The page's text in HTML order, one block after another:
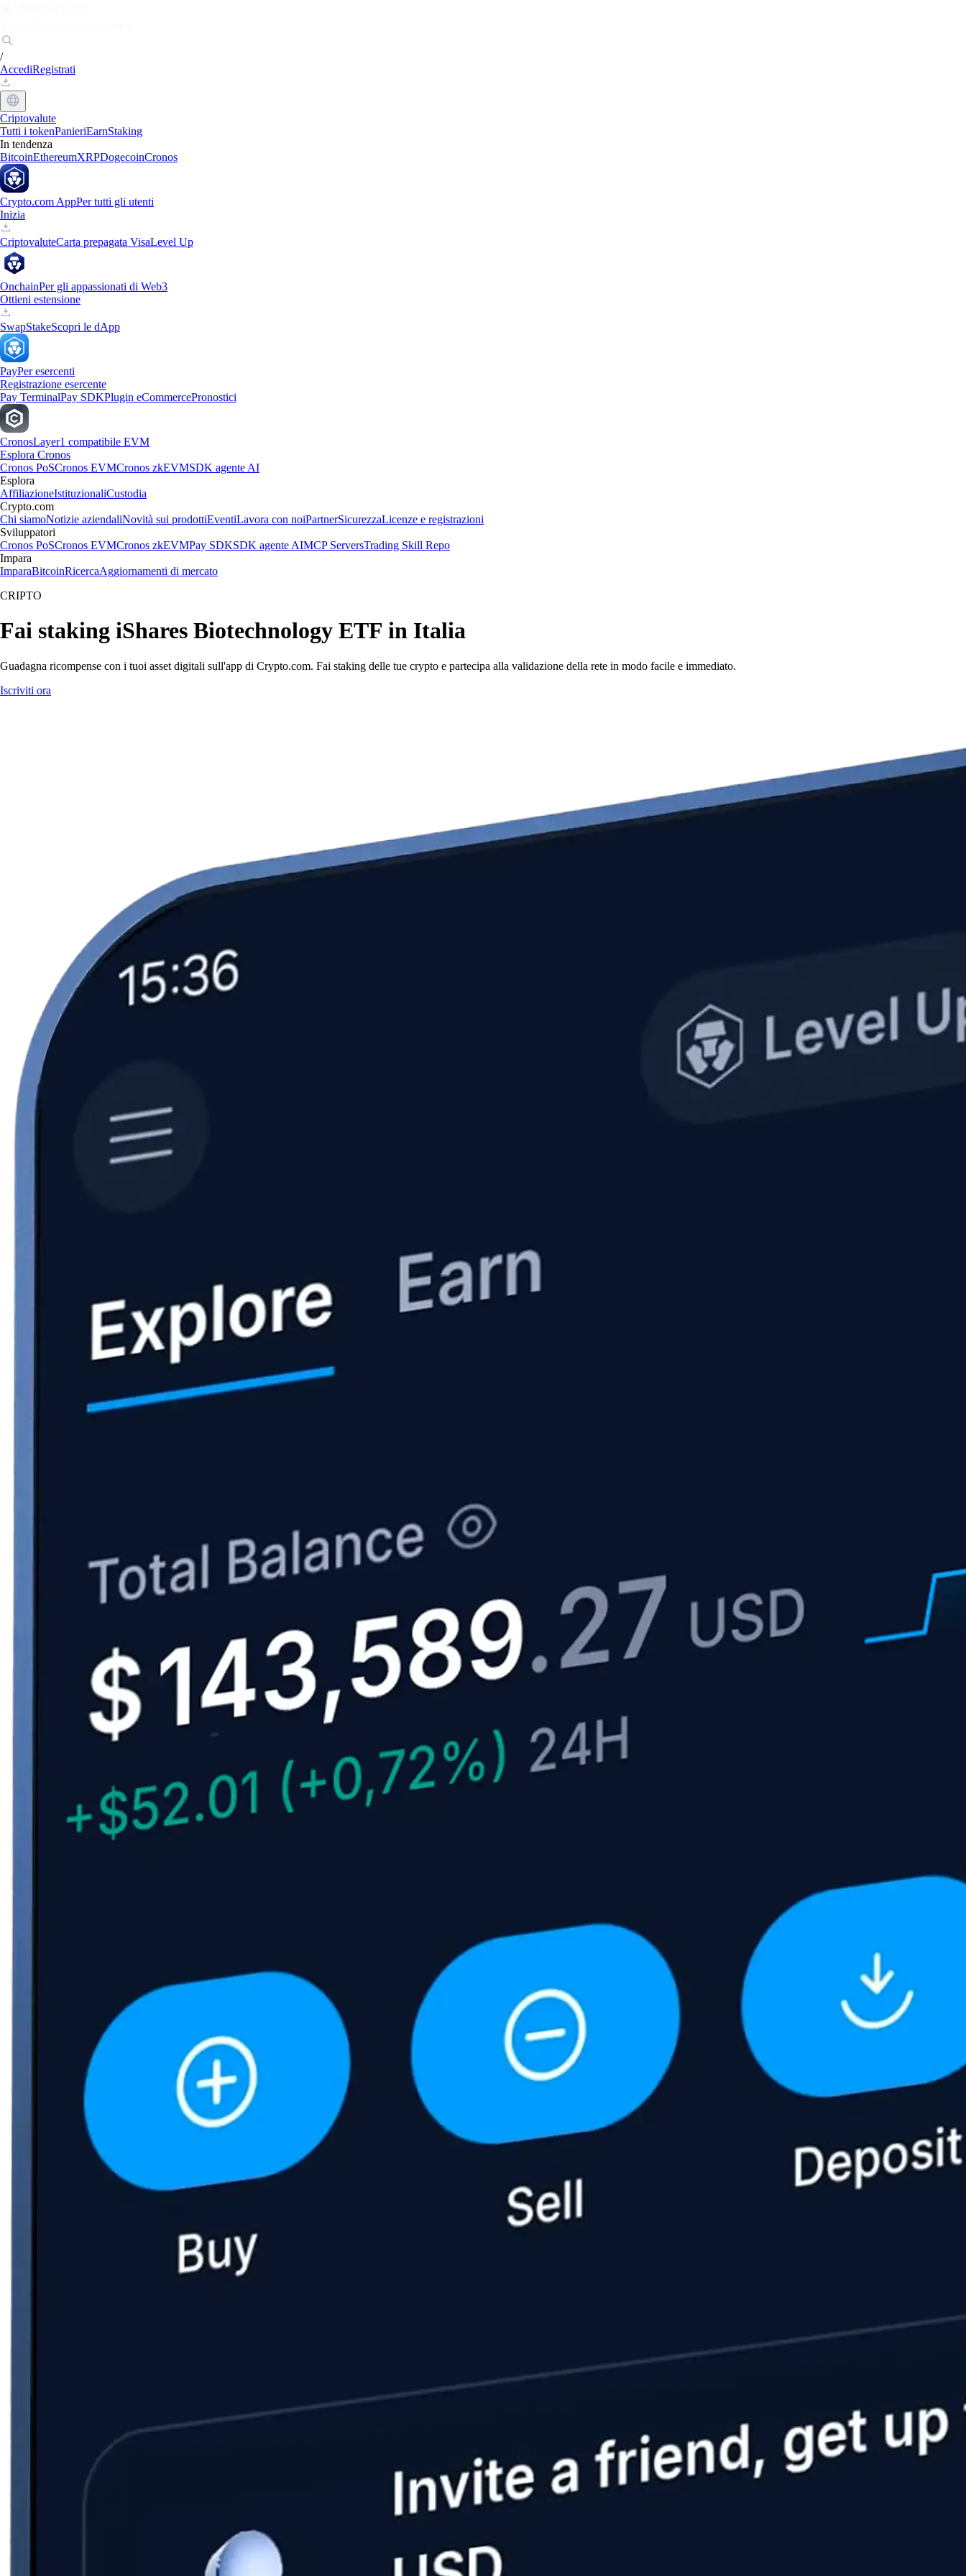
/
AccediRegistrati
Criptovalute
Tutti i tokenPanieriEarnStaking
In tendenza
BitcoinEthereumXRPDogecoinCronos
Crypto.com AppPer tutti gli utenti
Inizia
CriptovaluteCarta prepagata VisaLevel Up
OnchainPer gli appassionati di Web3
Ottieni estensione
SwapStakeScopri le dApp
PayPer esercenti
Registrazione esercente
Pay TerminalPay SDKPlugin eCommercePronostici
CronosLayer1 compatibile EVM
Esplora Cronos
Cronos PoSCronos EVMCronos zkEVMSDK agente AI
Esplora
AffiliazioneIstituzionaliCustodia
Crypto.com
Chi siamoNotizie aziendaliNovità sui prodottiEventiLavora con noiPartnerSicurezzaLicenze e registrazioni
Sviluppatori
Cronos PoSCronos EVMCronos zkEVMPay SDKSDK agente AIMCP ServersTrading Skill Repo
Impara
ImparaBitcoinRicercaAggiornamenti di mercato
CRIPTO
Fai staking iShares Biotechnology ETF in Italia
Guadagna ricompense con i tuoi asset digitali sull'app di Crypto.com. Fai staking delle tue crypto e partecipa alla validazione della rete in modo facile e immediato.
Iscriviti ora